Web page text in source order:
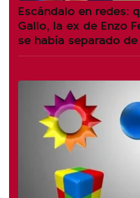
Escándalo en redes:
Gallo, la ex de Enzo
se había separado